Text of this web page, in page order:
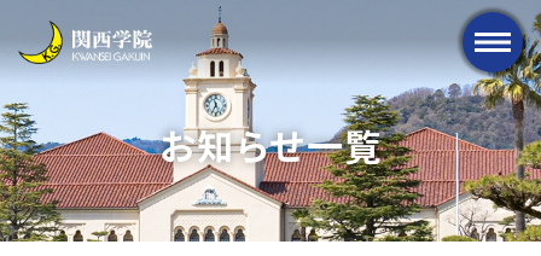
メニュー
お知らせ一覧